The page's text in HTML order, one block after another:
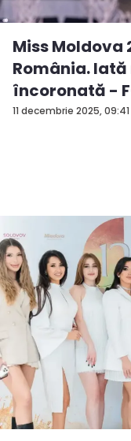
11 decembrie 2025, 09:41
Miss Moldova
România.
încoronată -